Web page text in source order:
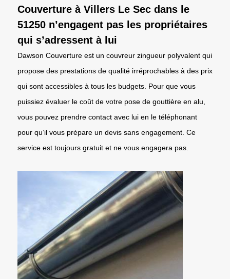
Couverture à Villers Le Sec dans le
51250 n’engagent pas les propriétaires
qui s’adressent à lui
Dawson Couverture est un couvreur zingueur polyvalent qui
propose des prestations de qualité irréprochables à des prix
qui sont accessibles à tous les budgets. Pour que vous
puissiez évaluer le coût de votre pose de gouttière en alu,
vous pouvez prendre contact avec lui en le téléphonant
pour qu’il vous prépare un devis sans engagement. Ce
service est toujours gratuit et ne vous engagera pas.